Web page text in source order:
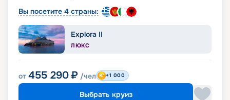
Вы посетите 4 страны:
Explora II
ЛЮКС
от 455 290 ₽ /чел +1 000
Выбрать круиз